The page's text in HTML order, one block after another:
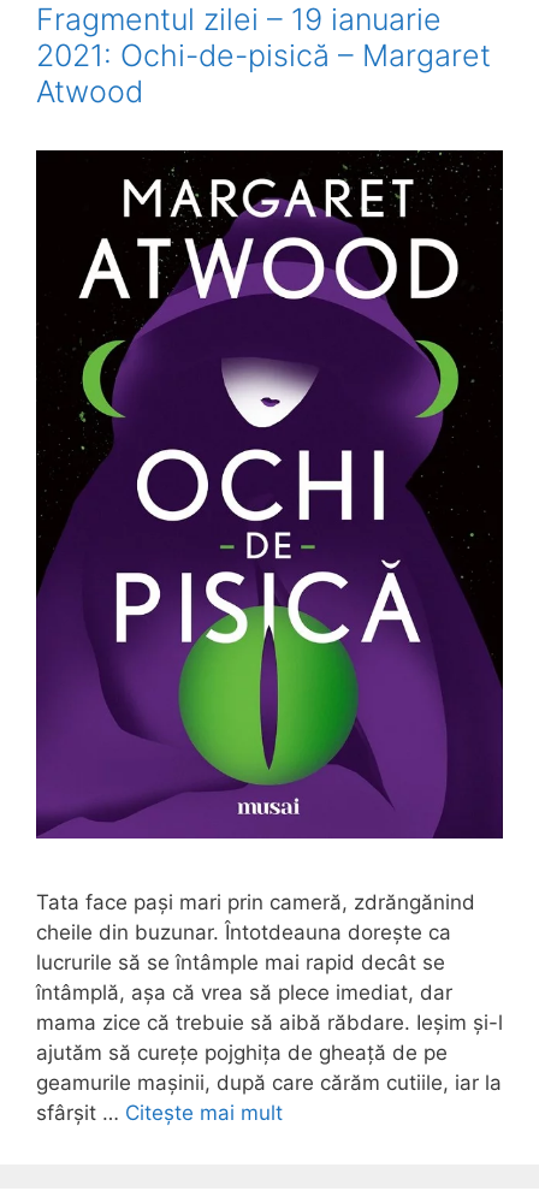
Fragmentul zilei – 19 ianuarie
2021: Ochi-de-pisică – Margaret
Atwood
Tata face pași mari prin cameră, zdrăngănind
cheile din buzunar. Întotdeauna dorește ca
lucrurile să se întâmple mai rapid decât se
întâmplă, așa că vrea să plece imediat, dar
mama zice că trebuie să aibă răbdare. Ieșim și-l
ajutăm să curețe pojghița de gheață de pe
geamurile mașinii, după care cărăm cutiile, iar la
sfârșit … Citește mai mult